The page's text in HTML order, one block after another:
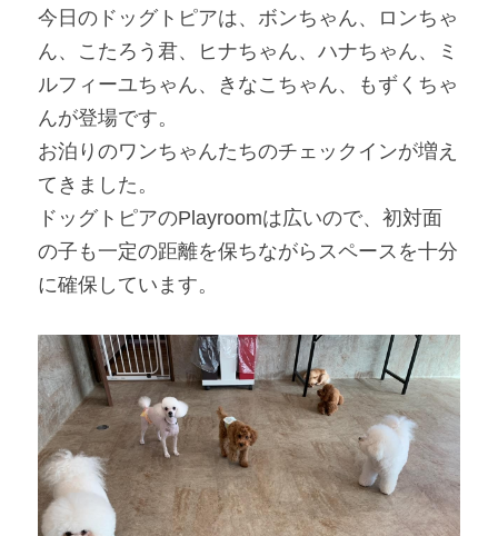
今日のドッグトピアは、ボンちゃん、ロンちゃ
ん、こたろう君、ヒナちゃん、ハナちゃん、ミ
ルフィーユちゃん、きなこちゃん、もずくちゃ
んが登場です。
お泊りのワンちゃんたちのチェックインが増え
てきました。
ドッグトピアのPlayroomは広いので、初対面
の子も一定の距離を保ちながらスペースを十分
に確保しています。